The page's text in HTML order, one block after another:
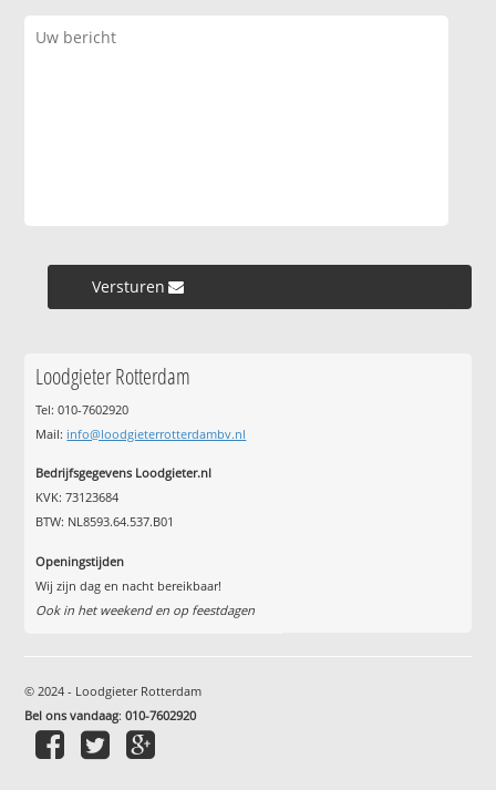
Versturen »
Loodgieter Rotterdam
Tel: 010-7602920
Mail: info@loodgieterrotterdambv.nl
Bedrijfsgegevens Loodgieter.nl
KVK: 73123684
BTW: NL8593.64.537.B01
Openingstijden
Wij zijn dag en nacht bereikbaar!
Ook in het weekend en op feestdagen
© 2024 - Loodgieter Rotterdam
Bel ons vandaag:010-7602920